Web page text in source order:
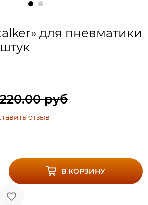
для пневматики
220.00 руб
отзыв
В КОРЗИНУ